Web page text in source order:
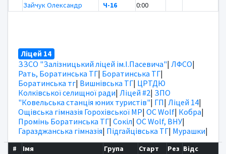
Зайчук Олександр
Ч-16 0:00
Ліцей 14
ЗЗСО "Залізницький ліцей ім.І.Пасевича"| ЛФСО|
Рать, Боратинська ТГ| Боратинська ТГ|
Боратинська тг| Вишнівська ТГ| ЦРТДЮ
Колківської селищної ради| Ліцей #2| ЗПО
"Ковельська станція юних туристів"| ГП| Ліцей 14|
Ощівська гімназія Горохівської МР| OC Wolf| Кобра|
Промінь Боратинська ТГ| Сокіл| OC Wolf, ВНУ|
Гаразджанська гімназія| Підгайцівська ТГ| Мурашки|
# Імя Група Старт Рез Відс